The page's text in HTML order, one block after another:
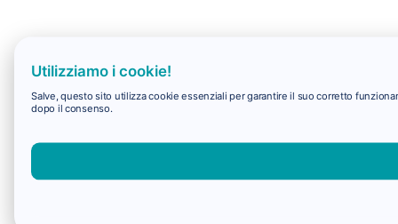
Utilizziamo i cookie!
Salve, questo sito utilizza cookie essenziali per garantire il suo corretto
dopo il consenso.